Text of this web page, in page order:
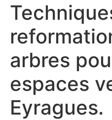
arbres
espaces
Eyragues.